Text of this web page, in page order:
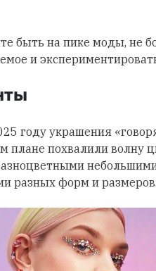
быть на пике моды, не
и
году украшения
плане похвалили волну
разных форм и